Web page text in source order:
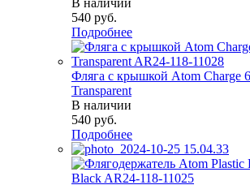
В наличии
540 руб.
Подробнее
Фляга с крышкой Atom Charge
Transparent
В наличии
540 руб.
Подробнее